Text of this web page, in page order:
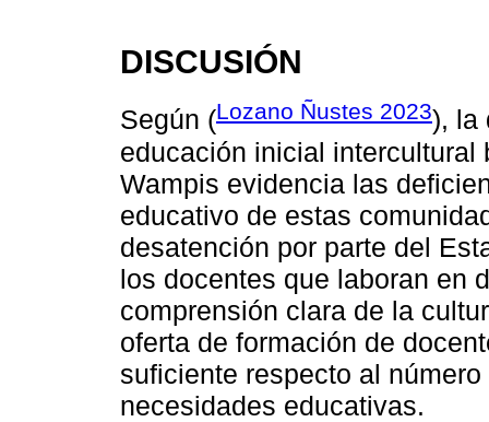
DISCUSIÓN
Según (Lozano Ñustes 2023), la
educación inicial
Wampis evidencia las
educativo de estas
desatención por parte del
los docentes que laboran en
comprensión clara de la
oferta de formación de
suficiente respecto al
necesidades educativas.